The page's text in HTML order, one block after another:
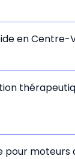
en Centre-
pour moteurs